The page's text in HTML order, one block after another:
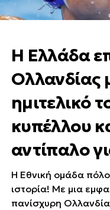
Η Ελλάδα
Ολλανδίας
ημιτελικό
κυπέλλου
αντίπαλο
Η Εθνική ομάδα
ιστορία! Με μια
πανίσχυρη